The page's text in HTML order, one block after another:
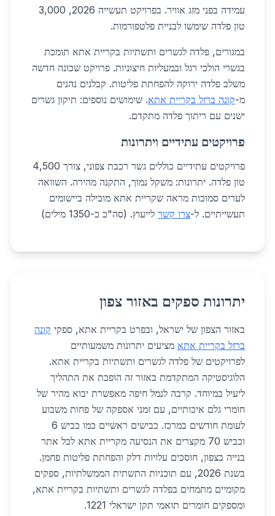
עמידה בפני מזג אוויר. בפרויקט תעשייה 2026, 3,000
טון פלדה שימשו לבניית פלטפורמות.
במגורים, פלדה לגשרים ותשתיות בקריית אתא תומכת
בגשרי הולכי רגל ובמעליות חיצוניות. פרויקט שכונה חדשה
משלב פלדה ירוקה להפחתת פליטות. קבלנים נהנים
מ-קונה ברזל בקריית אתא. שימושים נוספים: תיקון גשרים
ישנים עם ריתוך פלדה מתקדם.
פרויקטים עתידיים ויתרונות
פרויקטים עתידיים כוללים גשר רכבת צפוני, צורך 4,500
טון פלדה. יתרונות: משקל נמוך, התקנה מהירה. השוואה
לערים סמוכות מראה שקריית אתא מובילה ביישומים
תעשייתיים. ל-צרו קשר לייעוץ. (סה"כ כ-1350 מילים)
יתרונות ספקים באזור צפון
באזור הצפון של ישראל, ובפרט בקריית אתא, ספקי קונה
ברזל בקריית אתא מציעים יתרונות משמעותיים
לפרויקטים של פלדה לגשרים ותשתיות בקריית אתא.
הלוגיסטיקה המתקדמת באזור זה הופכת את התהליך
ליעיל במיוחד. קרבה לנמל חיפה מאפשרת יבוא מהיר של
חומרי גלם איכותיים, עם זמני אספקה של פחות משבוע
לעומת חודשים במרכז. כבישים ראשיים כמו כביש 6
וכביש 70 מקצרים את הנסיעה מקריית אתא לכל אתר
בנייה בצפון, חוסכים עלויות דלק והפחתת פליטות פחמן.
בשנת 2026, עם תוכניות התשתית הממשלתיות, ספקים
מקומיים מתמחים בפלדה לגשרים ותשתיות בקריית אתא,
ומספקים חומרים תואמי תקן ישראלי 1221.